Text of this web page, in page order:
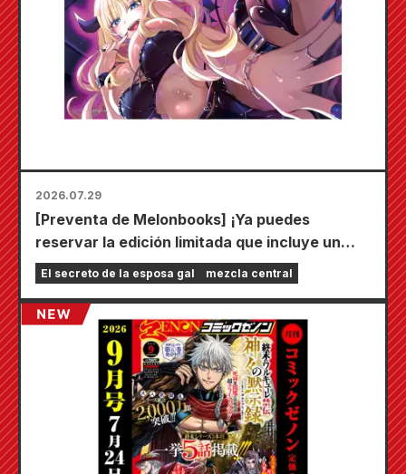
2026.07.29
[Preventa de Melonbooks] ¡Ya puedes
reservar la edición limitada que incluye un
tapete de juego especial con una ilustración
deslumbrante de Fuyuki Tojo dibujada por
Kudou! ¡El sexto volumen de "El secreto de la
novia" saldrá a la venta el 20 de octubre!
El secreto de la esposa gal mezcla central